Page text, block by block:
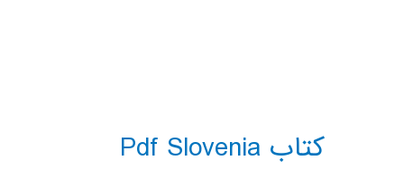
کتاب Pdf Slovenia